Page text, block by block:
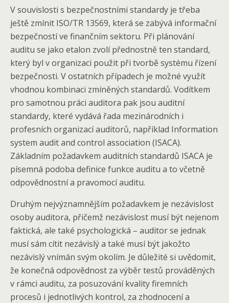
V souvislosti s bezpečnostními standardy je třeba
ještě zmínit ISO/TR 13569, která se zabývá informační
bezpečností ve finančním sektoru. Při plánování
auditu se jako etalon zvolí přednostně ten standard,
který byl v organizaci použit při tvorbě systému řízení
bezpečnosti. V ostatních případech je možné využít
vhodnou kombinaci zmíněných standardů. Vodítkem
pro samotnou práci auditora pak jsou auditní
standardy, které vydává řada mezinárodních i
profesních organizací auditorů, například Information
system audit and control association (ISACA).
Základním požadavkem auditních standardů ISACA je
písemná podoba definice funkce auditu a to včetně
odpovědnostní a pravomocí auditu.
Druhým nejvýznamnějším požadavkem je nezávislost
osoby auditora, přičemž nezávislost musí být nejenom
faktická, ale také psychologická – auditor se jednak
musí sám cítit nezávislý a také musí být jakožto
nezávislý vnímán svým okolím. Je důležité si uvědomit,
že konečná odpovědnost za výběr testů prováděných
v rámci auditu, za posuzování kvality firemních
procesů i jednotlivých kontrol, za zhodnocení a